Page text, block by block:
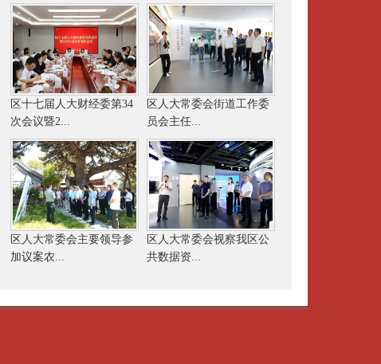
区十七届人大财经委第34
次会议暨2...
区人大常委会街道工作委
员会主任...
区人大常委会主要领导参
加议案农...
区人大常委会视察我区公
共数据资...